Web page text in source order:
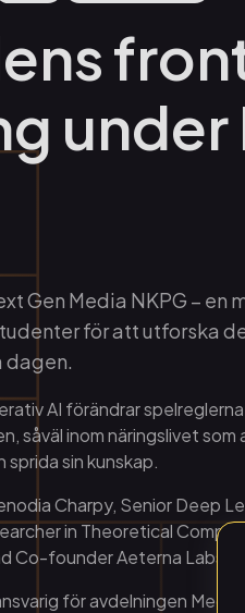
under
Gen Media NKPG –
för att utforska
AI förändrar
såväl inom näringslivet
sin kunskap.
Charpy, Senior Deep
in Theoretical
Co-founder Aeterna Labs.
för avdelningen